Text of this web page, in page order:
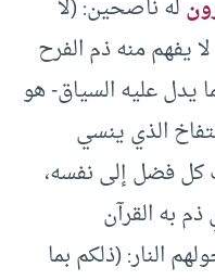
له ناصحين: (لا
يفهم منه ذم الفرح
يدل عليه السياق- هو
الذي ينسي
كل فضل إلى نفسه،
به القرآن
النار: (ذلكم بما